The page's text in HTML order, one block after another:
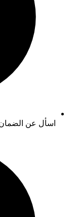
اسأل عن